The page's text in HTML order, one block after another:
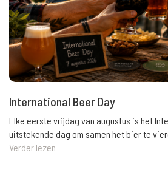
International Beer Day
Elke eerste vrijdag van augustus is het
uitstekende dag om samen het bier te
Verder lezen